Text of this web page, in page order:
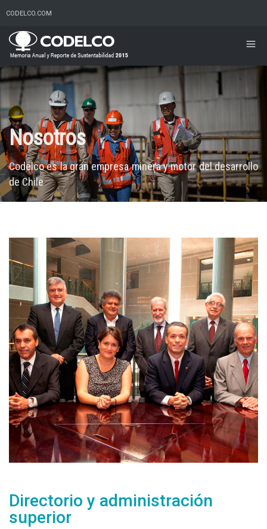
CODELCO.COM
Nosotros
Codelco es la gran empresa minera y motor del desarrollo
de Chile
Directorio y administración
superior